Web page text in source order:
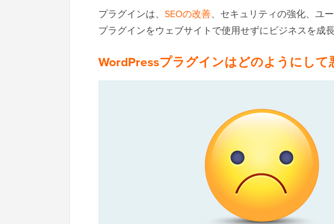
プラグインは、 SEOの改善、セキュリティの強化、ユ
プラグインをウェブサイトで使用せずにビジネスを成
WordPressプラグインはどのようにし